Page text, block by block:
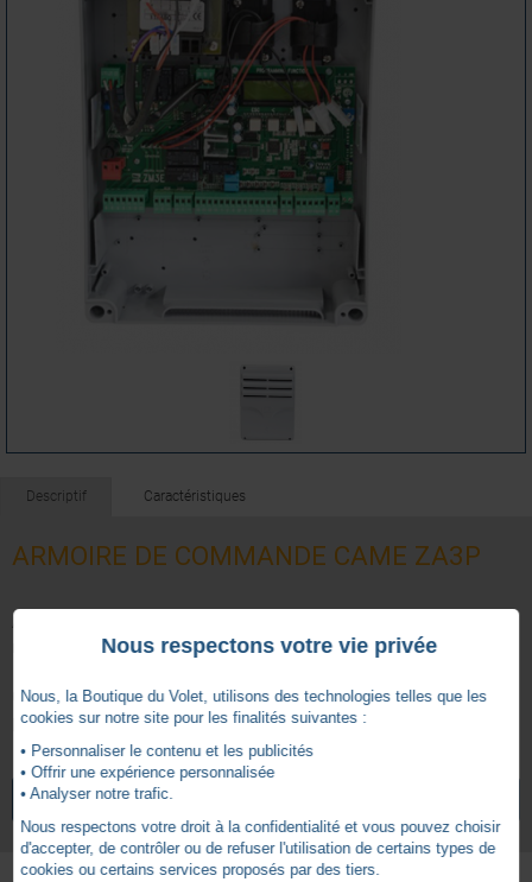
Descriptif Caractéristiques
ARMOIRE DE COMMANDE CAME ZA3P
Armoire de commande avec boitier et transformateur (sans
recepteur radio)*
Convient pour moteur CAME en 230volts. Electronique pour
portail automatique CAME.
Garantie
VOIR TOUS LES ARTICLES
Nous respectons votre vie privée
Nous, la Boutique du Volet, utilisons des technologies telles que les
cookies sur notre site pour les finalités suivantes :
• Personnaliser le contenu et les publicités
• Offrir une expérience personnalisée
• Analyser notre trafic.
Nous respectons votre droit à la confidentialité et vous pouvez choisir
d'accepter, de contrôler ou de refuser l'utilisation de certains types de
cookies ou certains services proposés par des tiers.